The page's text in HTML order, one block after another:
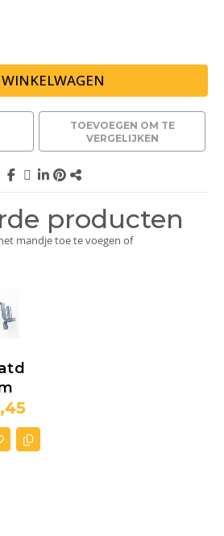
TOEVOEGEN OM TE
VERGELIJKEN
producten
mandje toe te voegen of